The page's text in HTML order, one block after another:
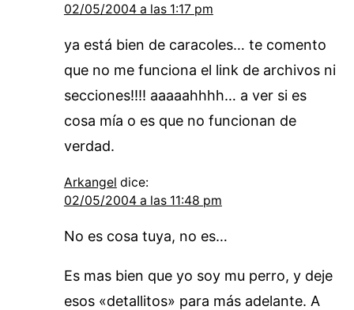
02/05/2004 a las 1:17 pm
ya está bien de caracoles… te comento
que no me funciona el link de archivos ni
secciones!!!! aaaaahhhh… a ver si es
cosa mía o es que no funcionan de
verdad.
Arkangel dice:
02/05/2004 a las 11:48 pm
No es cosa tuya, no es…
Es mas bien que yo soy mu perro, y deje
esos «detallitos» para más adelante. A